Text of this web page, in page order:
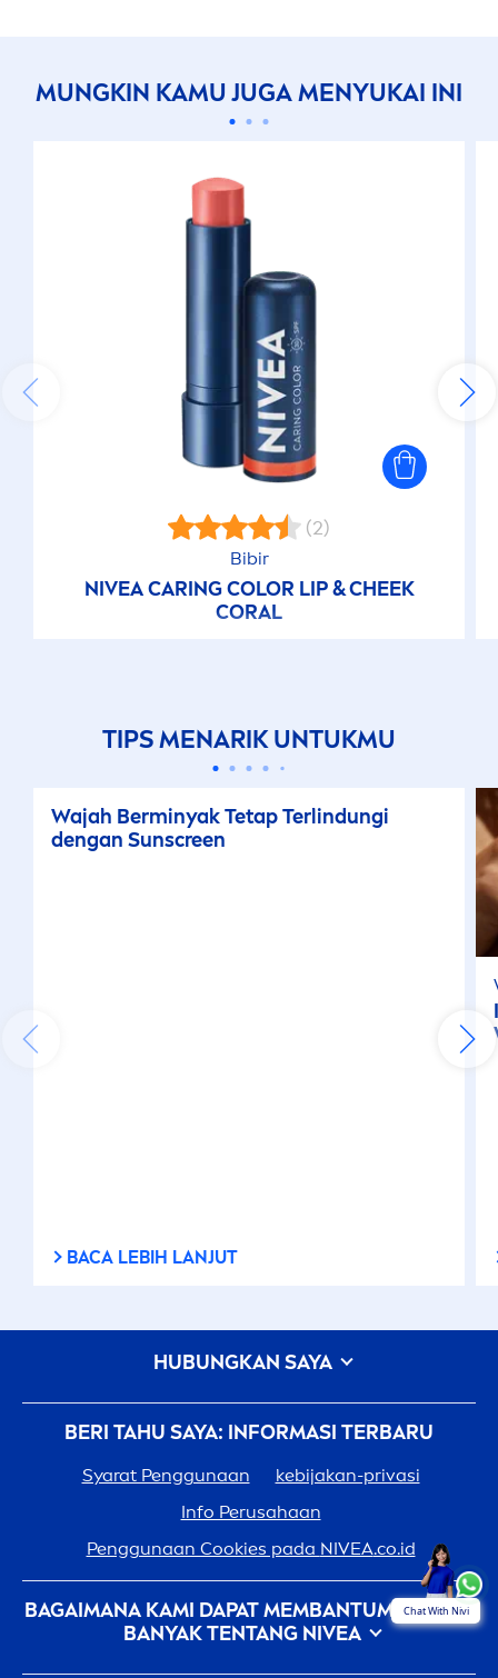
MUNGKIN KAMU JUGAMENYUKAI INI
(2)
Bibir
NIVEACARINGCOLOR LIP& CHEEK
CORAL
TIPSMENARIK UNTUKMU
Wajah Berminyak Tetap Terlindungi
dengan Sunscreen
BACA LEBIH LANJUT
Chat With Nivi
BERI TAHU SAYA: INFORMASI TERBARU
Syarat Penggunaan
kebijakan-privasi
Info Perusahaan
Penggunaan Cookies pada NIVEA.co.id
BAGAIMANA KAMI DAPAT MEMBANTUMU: LEBIH
BANYAK TENTANG NIVEA
HUBUNGKAN SAYA